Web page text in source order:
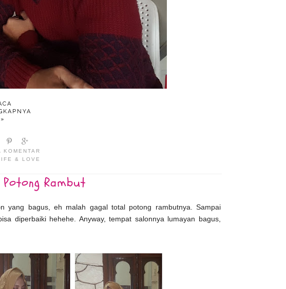
»
KOMENTAR
& LOVE
Rambut
yang bagus, eh malah gagal total potong rambutnya. Sampai
diperbaiki hehehe. Anyway, tempat salonnya lumayan bagus,